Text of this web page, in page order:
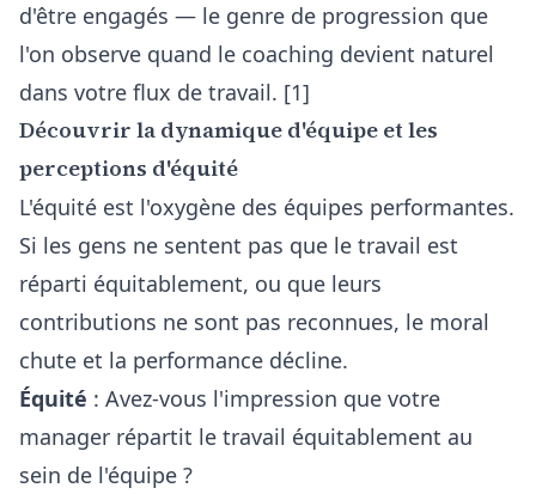
d'être engagés — le genre de progression que
l'on observe quand le coaching devient naturel
dans votre flux de travail. [1]
Découvrir la dynamique d'équipe et les
perceptions d'équité
L'équité est l'oxygène des équipes performantes.
Si les gens ne sentent pas que le travail est
réparti équitablement, ou que leurs
contributions ne sont pas reconnues, le moral
chute et la performance décline.
Équité : Avez-vous l'impression que votre
manager répartit le travail équitablement au
sein de l'équipe ?